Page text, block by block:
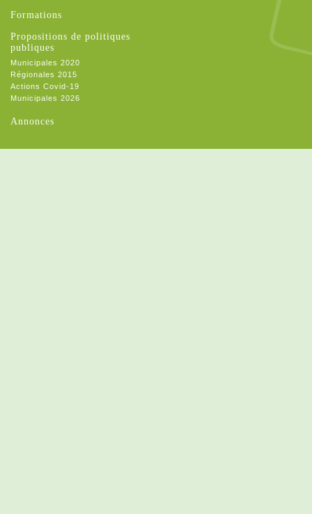
Formations
Propositions de politiques
publiques
Municipales 2020
Régionales 2015
Actions Covid-19
Municipales 2026
Annonces